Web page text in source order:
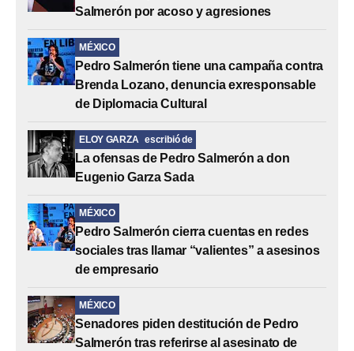
Salmerón por acoso y agresiones
MÉXICO
Pedro Salmerón tiene una campaña contra
Brenda Lozano, denuncia exresponsable
de Diplomacia Cultural
ELOY GARZA escribió de
La ofensas de Pedro Salmerón a don
Eugenio Garza Sada
MÉXICO
Pedro Salmerón cierra cuentas en redes
sociales tras llamar “valientes” a asesinos
de empresario
MÉXICO
Senadores piden destitución de Pedro
Salmerón tras referirse al asesinato de